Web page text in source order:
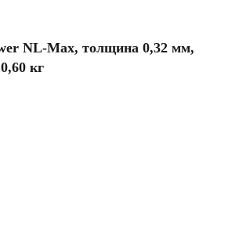
NL-Max, толщина 0,32 мм,
кг